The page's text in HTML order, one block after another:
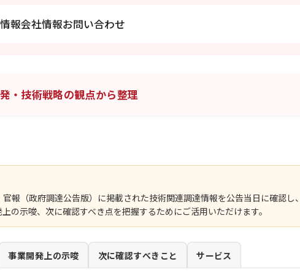
報会社情報お問い合わせ
・技術戦略の観点から整理
報（政府調達公告版）に掲載された技術関連調達情報を公告当日に確認
の示唆、次に確認すべき点を把握するためにご活用いただけます。
事業開発上の示唆 次に確認すべきこと サービス